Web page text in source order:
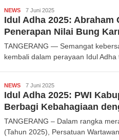
NEWS Redaksi
7 Juni 2025
Idul Adha 2025: Abraham
Penerapan Nilai Bung
TANGERANG — Semangat
kembali dalam perayaan Idul
NEWS Redaksi
7 Juni 2025
Idul Adha 2025: PWI
Berbagi Kebahagiaan
TANGERANG – Dalam rangka
(Tahun 2025), Persatuan